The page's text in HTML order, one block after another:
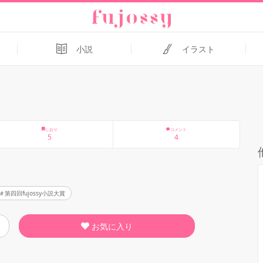
小説 イラスト
しおり
5
コメント
4
第四回fujossy小説大賞
お気に入り